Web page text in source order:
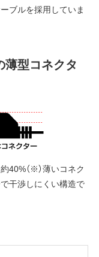
ブルを採用していま
薄型コネクタ
40%（※）薄いコネク
干渉しにくい構造で